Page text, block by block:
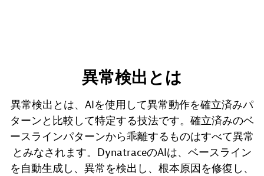
異常検出とは
異常検出とは、AIを使用して異常動作を確立済みパ
ターンと比較して特定する技法です。確立済みのベ
ースラインパターンから乖離するものはすべて異常
とみなされます。DynatraceのAIは、ベースライン
を自動生成し、異常を検出し、根本原因を修復し、